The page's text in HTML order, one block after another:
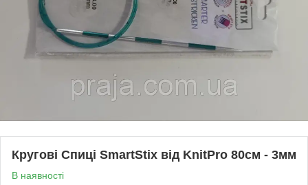
Кругові Спиці SmartStix від KnitPro 80см - 3мм
В наявності